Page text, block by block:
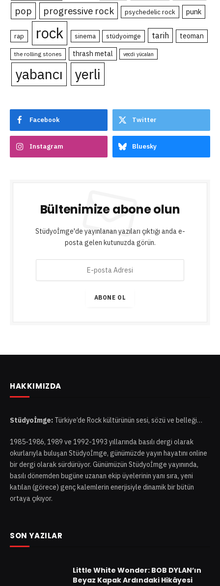
pop progressive rock psychedelic rock punk
rap rock sinema stüdyoimge tarih teoman
the rolling stones thrash metal vecdi yücalan
yabancı yerli
Facebook Twitter
Instagram Bluesky
Bültenimize abone olun
Stüdyoİmge'de yayınlanan yazıları çıktığı anda e-
posta gelen kutunuzda görün.
r
i
ABONE OL
HAKKIMIZDA
Stüdyoİmge: Türkiye’de Rock kültürünün sesi, sözü ve belleği…
1985-1986, 1989 ve 1992-1993 yıllarında basılı dergi olarak
okurlarıyla buluşan Stüdyoİmge, günümüzde yayın hayatını online
bir dergi olarak sürdürüyor. Günümüzün Stüdyoİmge yayınında,
basılı dönemden bugüne uzanan ekip üyelerinin yanı sıra, yeni
katılan (görece) genç kalemlerin enerjisiyle dinamik bir bütün
ortaya çıkıyor.
SON YAZILAR
Little White Wonder: BOB DYLAN’ın
Beyaz Kapak Ardındaki Hikâyesi